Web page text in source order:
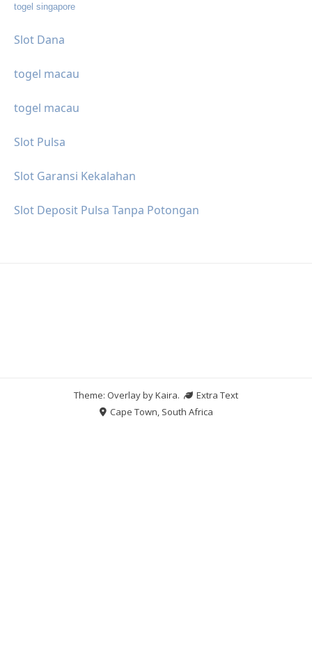
togel singapore
Slot Dana
togel macau
togel macau
Slot Pulsa
Slot Garansi Kekalahan
Slot Deposit Pulsa Tanpa Potongan
Theme: Overlay byKaira.
Extra Text
Cape Town, South Africa